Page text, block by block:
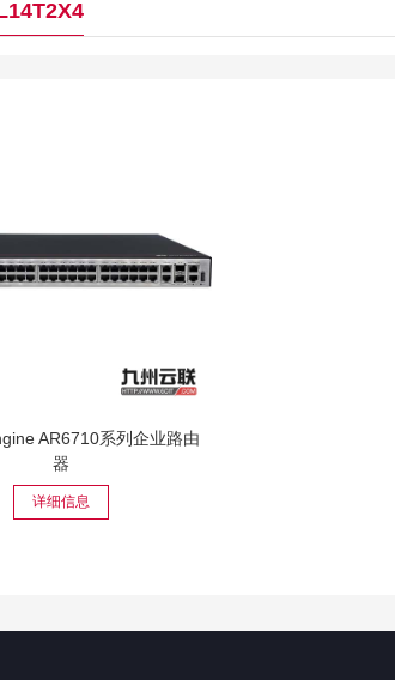
AR6710系列企业路由
器
详细信息